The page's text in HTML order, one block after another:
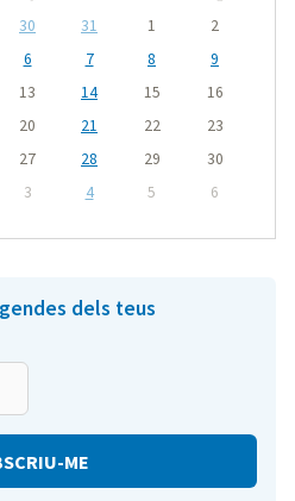
30 31 1
2
6 7 8
9
13 14 15
16
20 21 22
23
27 28 29
30
3 4 5 6
dels teus